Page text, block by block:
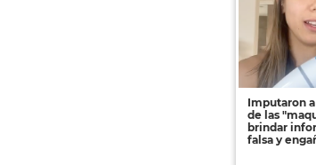
Imputaron
de las
brindar
falsa y